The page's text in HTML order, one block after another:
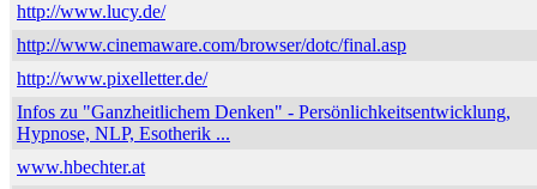
http://www.lucy.de/
http://www.cinemaware.com/browser/dotc/final.asp
http://www.pixelletter.de/
Infos zu "Ganzheitlichem Denken" - Persönlichkeitsentwicklung,
Hypnose, NLP, Esotherik ...
www.hbechter.at